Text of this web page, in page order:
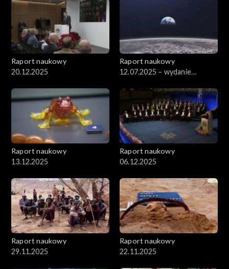
Raport naukowy
20.12.2025
Raport naukowy
12.07.2025 – wydanie
Raport naukowy
13.12.2025
Raport naukowy
06.12.2025
Raport naukowy
29.11.2025
Raport naukowy
22.11.2025